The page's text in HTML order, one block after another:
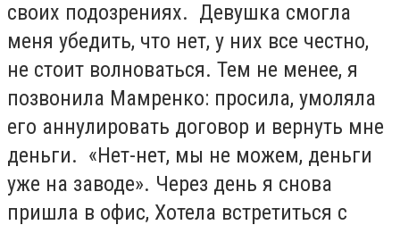
своих подозрениях. Девушка смогла
меня убедить, что нет, у них все честно,
не стоит волноваться. Тем не менее, я
позвонила Мамренко: просила, умоляла
его аннулировать договор и вернуть мне
деньги. «Нет-нет, мы не можем, деньги
уже на заводе». Через день я снова
пришла в офис, Хотела встретиться с